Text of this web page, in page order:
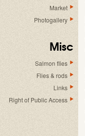
Market
Photogallery
Misc
Salmon flies
Flies & rods
Links
Right of Public Access